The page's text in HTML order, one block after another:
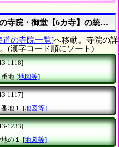
寺院・御堂【6カ寺】の統計調
道の寺院一覧]へ移動。寺院の詳
(漢字コード順にソート)
1118]
地 [地図等]
1117]
地１ [地図等]
1233]
の１ [地図等]